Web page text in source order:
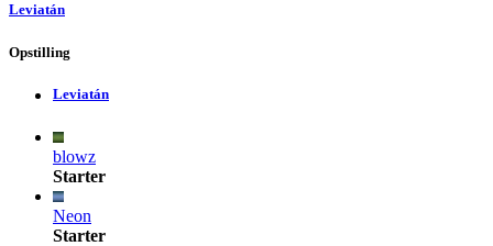
Leviatán
Opstilling
Leviatán
blowz
Starter
Neon
Starter